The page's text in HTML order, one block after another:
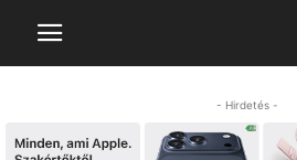
- Hirdetés -